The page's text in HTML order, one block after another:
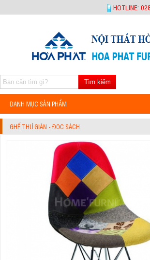
HOTLINE:
Tìm kiếm
DANH MỤC SẢN PHẨM
GHẾ THƯ GIÃN - ĐỌC SÁCH